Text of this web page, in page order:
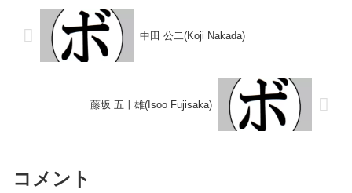
○6R判定 ...
中田 公二(Koji Nakada)
藤坂 五十雄(Isoo Fujisaka)
コメント